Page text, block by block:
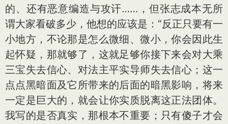
的、还有恶意编造与攻讦……，但张志成本无所
谓大家看破多少，他想的应该是：“反正只要有一
小地方，不论那是怎么微细、微小，你会因此生
起怀疑，那就够了，这就足够你接下来会对大乘
三宝失去信心、对法主平实导师失去信心；这一
点点黑暗面及它所带来的后面的暗黑影响，将来
一定是巨大的，就会让你实质脱离这正法团体。
我写的是否真实，那根本不重要；只有傻子才会